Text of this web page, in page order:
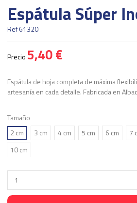
Espátula Súper
Ref61320
Precio 5,40 €
Espátula de hoja completa de máxima
artesanía en cada detalle. Fabricada en
Tamaño
2 cm
3 cm 4 cm 5 cm 6 cm 7
10 cm